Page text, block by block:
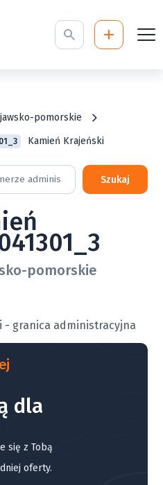
pomorskie
Kamień Krajeński
Szukaj
pomorskie
dla
się z Tobą
oferty.